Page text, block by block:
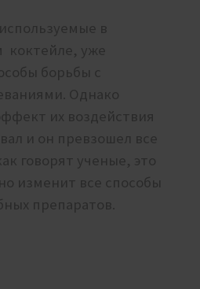
в
коктейле, уже
борьбы с
Однако
их воздействия
и он превзошел все
говорят ученые, это
изменит все способы
препаратов.